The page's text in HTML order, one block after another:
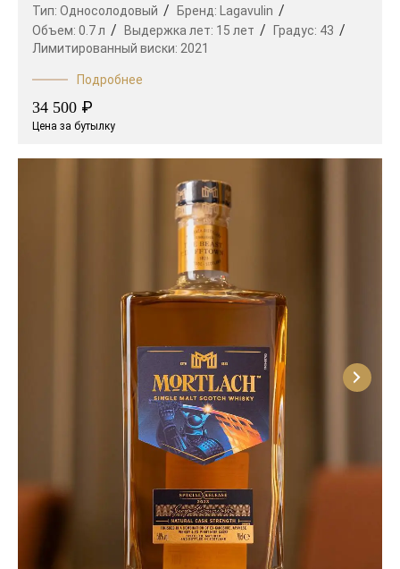
Тип: Односолодовый Бренд: Lagavulin
Объем: 0.7 л Выдержка лет: 15 лет Градус: 43
Лимитированный виски: 2021
Подробнее
34 500 ₽
Цена за бутылку